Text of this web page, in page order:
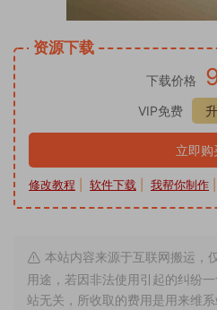
资源下载
下载价格
VIP免费
立即购
修改教程 软件下载 我帮你制作
本站内容来源于互联网搬运，
用途，若因非法使用引起的纠纷
站无关，所收取的费用是用来维